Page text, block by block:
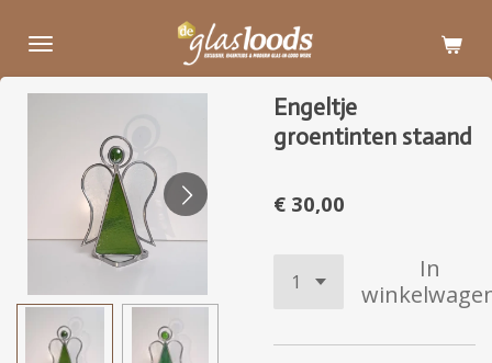
direct
naar
hoofdinhoud
Engeltje
groentinten staand
€ 30,00
In